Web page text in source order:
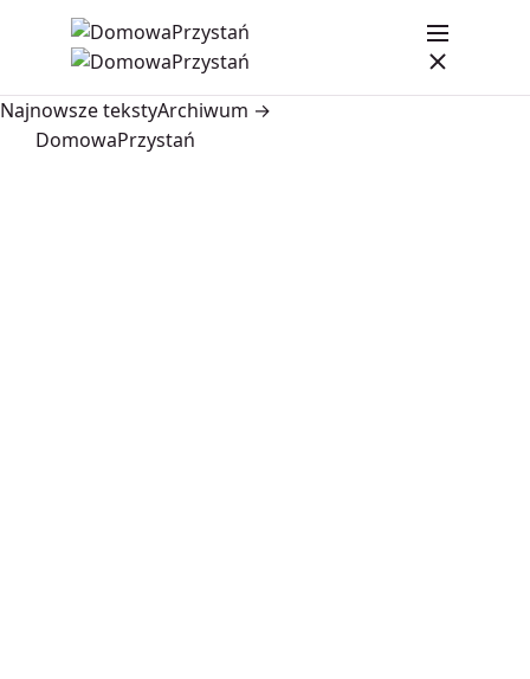
Najnowsze tekstyArchiwum →
DomowaPrzystań